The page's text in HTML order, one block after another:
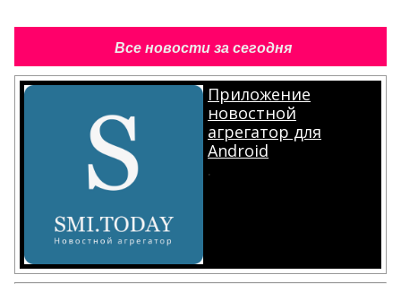
Все новости за сегодня
Приложение
новостной
агрегатор для
Android
.